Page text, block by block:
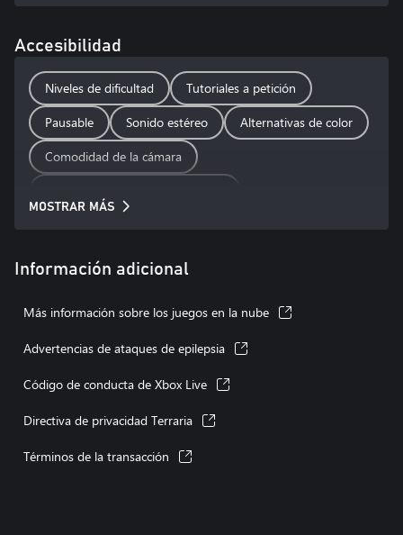
Accesibilidad
Niveles de dificultad
Tutoriales a petición
Pausable
Sonido estéreo
Alternativas de color
Comodidad de la cámara
Se puede jugar sin controles táctiles
MOSTRAR MÁS
Información adicional
Más información sobre los juegos en la nube
Advertencias de ataques de epilepsia
Código de conducta de Xbox Live
Directiva de privacidad Terraria
Términos de la transacción